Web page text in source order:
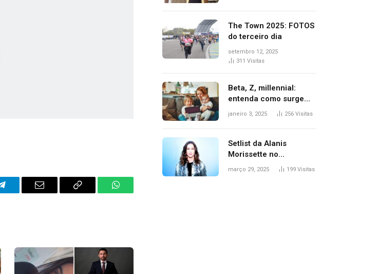
Telegram Email
Copy
WhatsApp
tantas pessoas’
The Town 2025: FOTOS
do terceiro dia
setembro 12, 2025
311 Visitas
Beta, Z, millennial:
entenda como surgem
as gerações
janeiro 3, 2025 256 Visitas
Setlist da Alanis
Morissette no
Lollapalooza: veja
março 29, 2025 199 Visitas